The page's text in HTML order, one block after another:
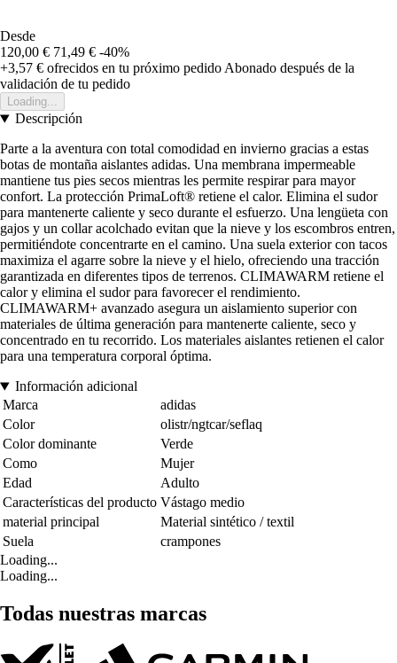
Desde
120,00 € 71,49 € -40%
+3,57 € ofrecidos en tu próximo pedidoAbonado después de la
validación de tu pedido
Loading...
Descripción
Parte a la aventura con total comodidad en invierno gracias a estas
botas de montaña aislantes adidas. Una membrana impermeable
mantiene tus pies secos mientras les permite respirar para mayor
confort. La protección PrimaLoft® retiene el calor. Elimina el sudor
para mantenerte caliente y seco durante el esfuerzo. Una lengüeta con
gajos y un collar acolchado evitan que la nieve y los escombros entren,
permitiéndote concentrarte en el camino. Una suela exterior con tacos
maximiza el agarre sobre la nieve y el hielo, ofreciendo una tracción
garantizada en diferentes tipos de terrenos. CLIMAWARM retiene el
calor y elimina el sudor para favorecer el rendimiento.
CLIMAWARM+ avanzado asegura un aislamiento superior con
materiales de última generación para mantenerte caliente, seco y
concentrado en tu recorrido. Los materiales aislantes retienen el calor
para una temperatura corporal óptima.
Información adicional
Marca
adidas
Color
olistr/ngtcar/seflaq
Color dominante
Verde
Como
Mujer
Edad
Adulto
Características del producto Vástago medio
material principal
Material sintético / textil
Suela
crampones
Loading...
Loading...
Todas nuestras marcas